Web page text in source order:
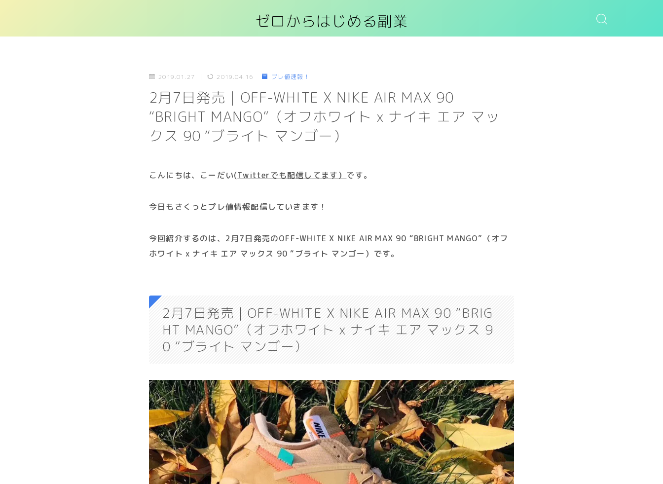
ゼロからはじめる副業
2019.01.27 2019.04.16 プレ値速報！
2月7日発売｜OFF-WHITE X NIKE AIR MAX 90
“BRIGHT MANGO”（オフホワイト x ナイキ エア マッ
クス 90 “ブライト マンゴー）
こんにちは、こーだい(Twitterでも配信してます） です。
今日もさくっとプレ値情報配信していきます！
今回紹介するのは、2月7日発売のOFF-WHITE X NIKE AIR MAX 90 “BRIGHT MANGO”（オフ
ホワイト x ナイキ エア マックス 90 “ブライト マンゴー）です。
2月7日発売｜OFF-WHITE X NIKE AIR MAX 90 “BRIG
HT MANGO”（オフホワイト x ナイキ エア マックス 9
0 “ブライト マンゴー）